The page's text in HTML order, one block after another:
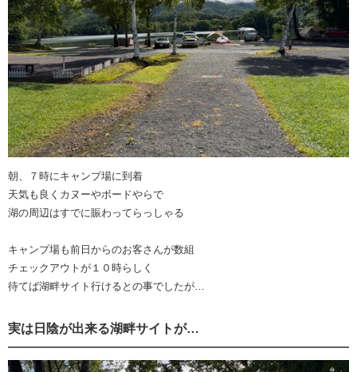
朝、７時にキャンプ場に到着
天気も良くカヌーやボードやらで
湖の周辺はすでに賑わってらっしゃる
キャンプ場も前日からのお客さんが数組
チェックアウトが１０時らしく
待てば湖畔サイト行けるとの事でしたが…
実は日陰が出来る湖畔サイトが…